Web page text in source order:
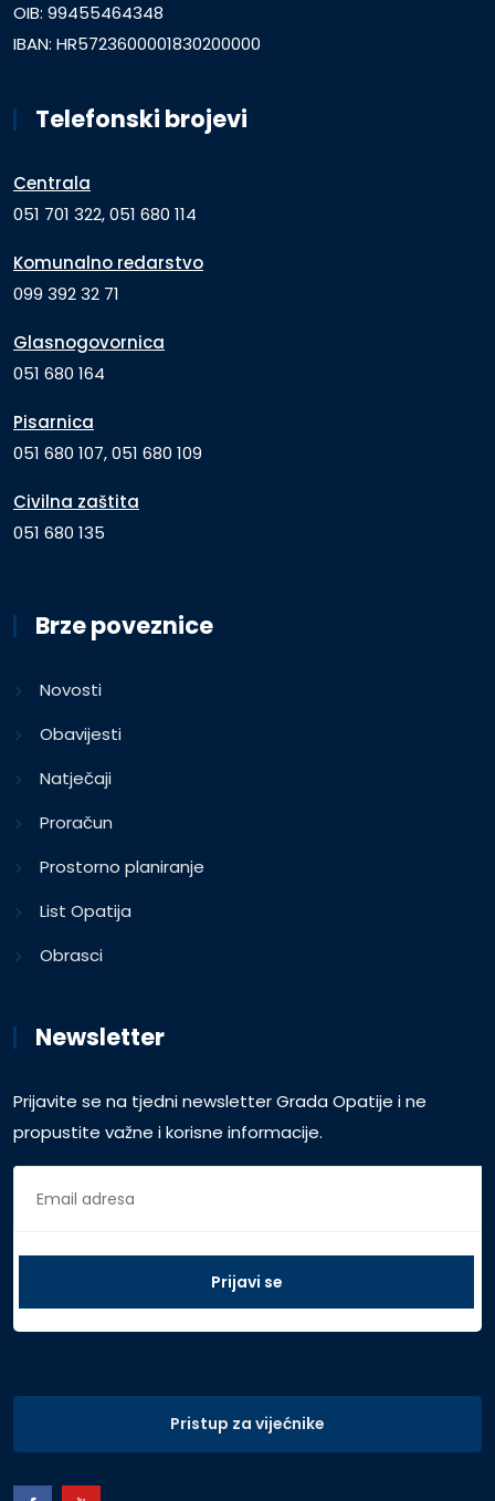
OIB: 99455464348
IBAN: HR5723600001830200000
Telefonski brojevi
Centrala
051 701 322, 051 680 114
Komunalno redarstvo
099 392 32 71
Glasnogovornica
051 680 164
Pisarnica
051 680 107, 051 680 109
Civilna zaštita
051 680 135
Brze poveznice
Novosti
Obavijesti
Natječaji
Proračun
Prostorno planiranje
List Opatija
Obrasci
Newsletter
Prijavite se na tjedni newsletter Grada Opatije i ne
propustite važne i korisne informacije.
Pristup za vijećnike